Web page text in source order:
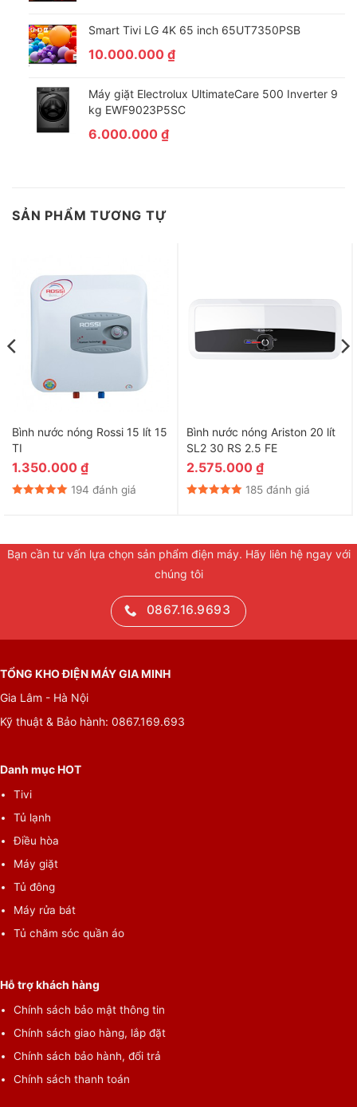
Smart Tivi LG 4K 65 inch 65UT7350PSB
10.000.000 ₫
Máy giặt Electrolux UltimateCare 500 Inverter 9
kg EWF9023P5SC
6.000.000 ₫
SẢN PHẨM TƯƠNG TỰ
Bình nước nóng Rossi 15 lít 15
TI
1.350.000 ₫
194 đánh giá
Bình nước nóng Ariston 20 lít
SL2 30 RS 2.5 FE
2.575.000 ₫
185 đánh giá
Bạn cần tư vấn lựa chọn sản phẩm điện máy. Hãy liên hệ ngay với
chúng tôi
0867.16.9693
TỔNG KHO ĐIỆN MÁY GIA MINH
Gia Lâm - Hà Nội
Kỹ thuật & Bảo hành: 0867.169.693
Danh mục HOT
Tivi
Tủ lạnh
Điều hòa
Máy giặt
Tủ đông
Máy rửa bát
Tủ chăm sóc quần áo
Hỗ trợ khách hàng
Chính sách bảo mật thông tin
Chính sách giao hàng, lắp đặt
Chính sách bảo hành, đổi trả
Chính sách thanh toán